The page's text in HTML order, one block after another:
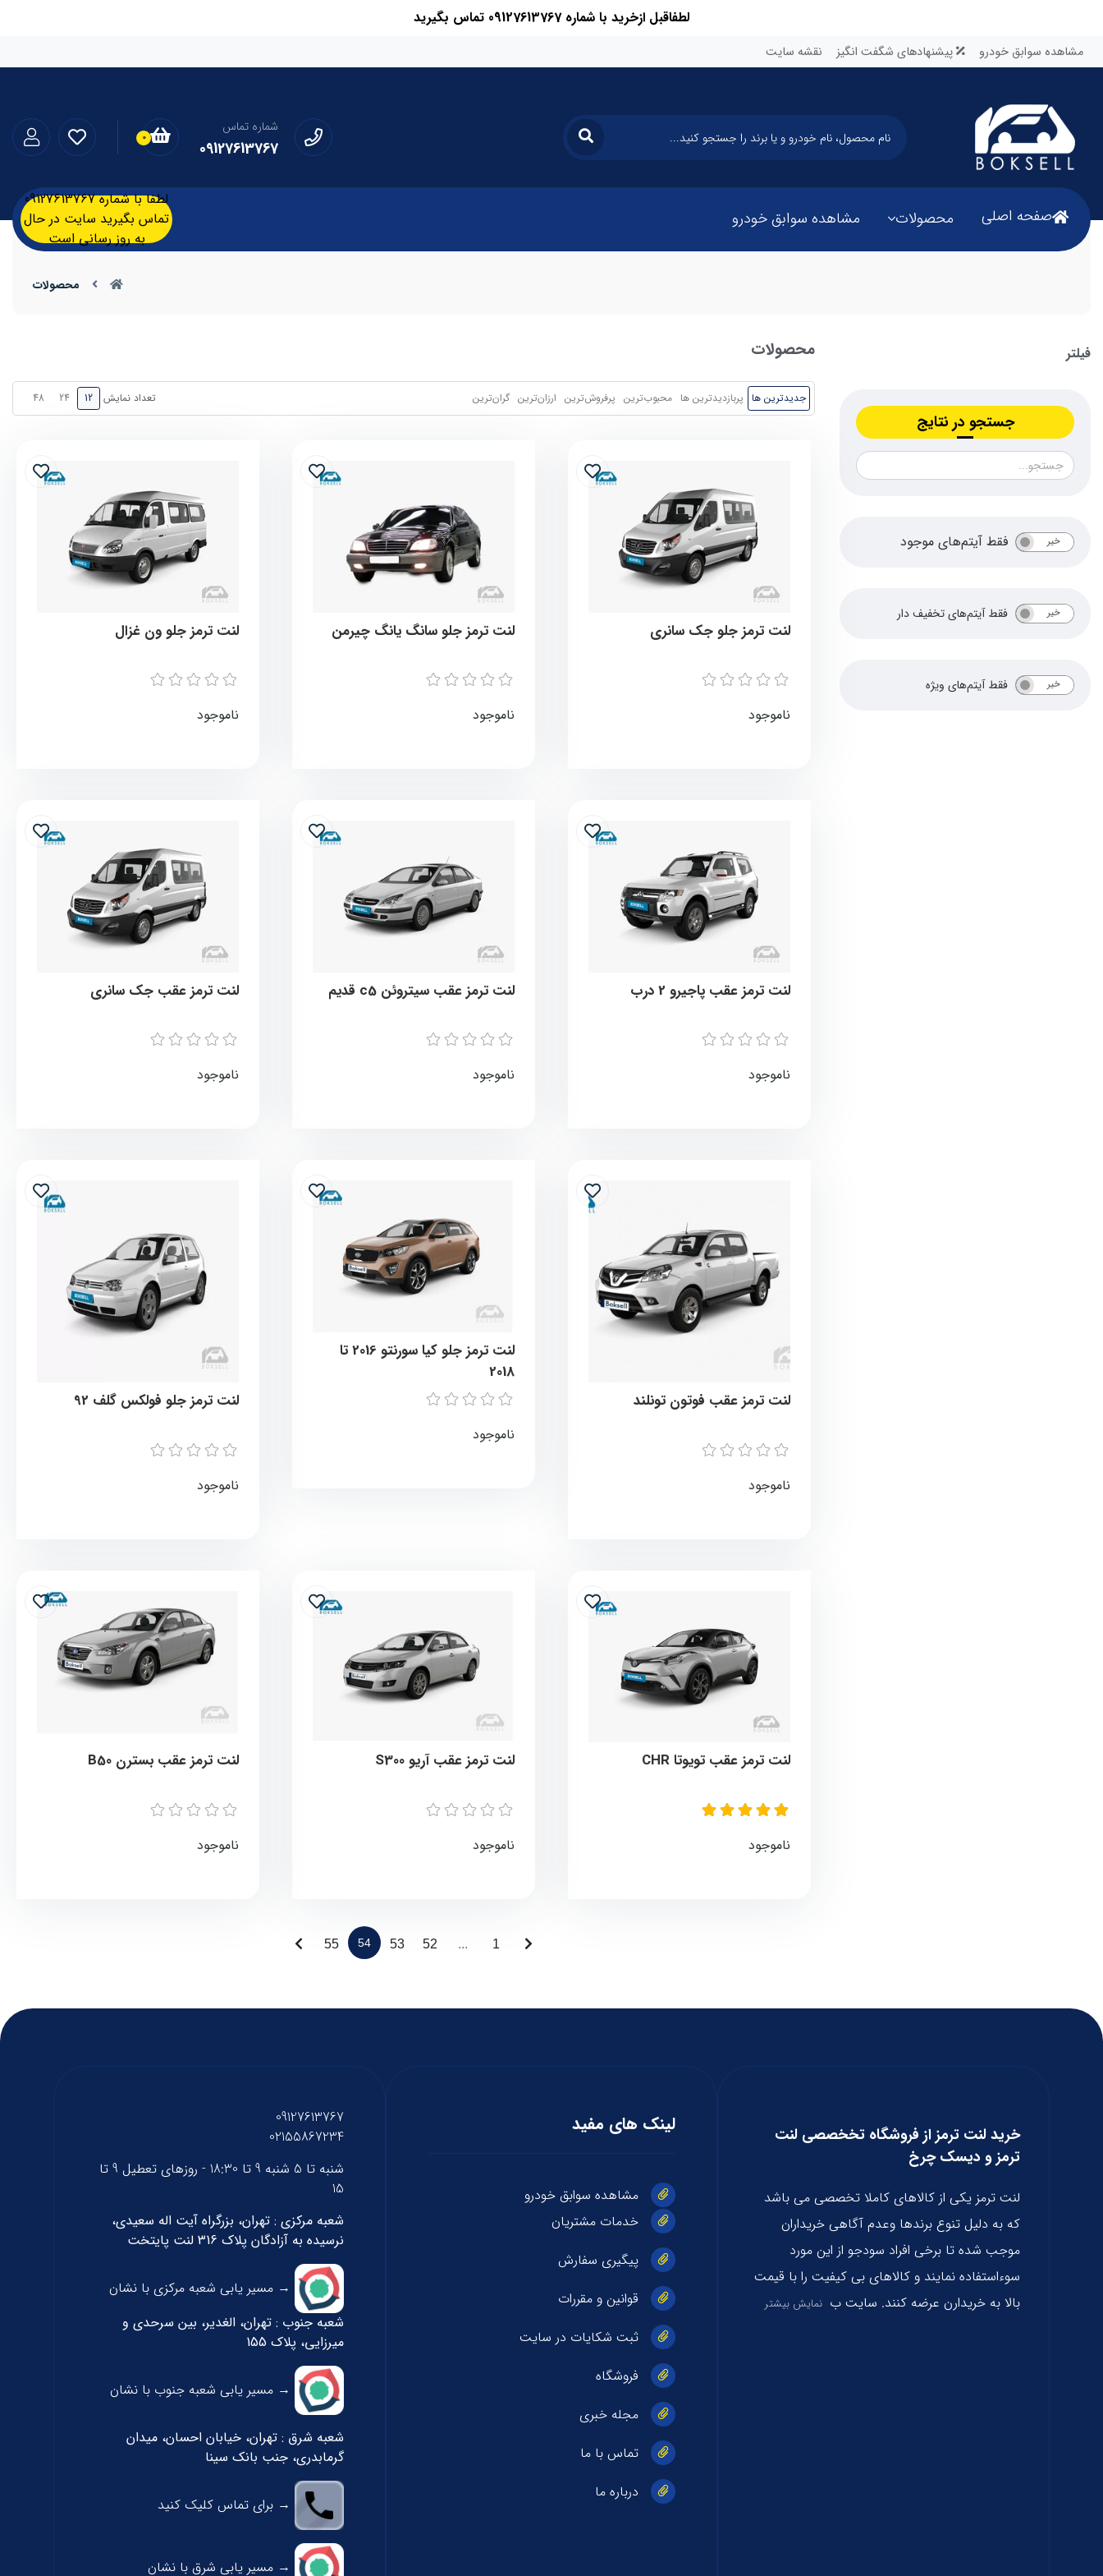
لطفاقبل ازخرید با شماره 09127613767 تماس بگیرید
مشاهده سوابق خودرو پیشنهادهای شگفت انگیز نقشه سایت
شماره تماس
09127613767
0
صفحه اصلی محصولات مشاهده سوابق خودرو
لطفا با شماره 09127613767
تماس بگیرید سایت در حال
به روز رسانی است
محصولات
فیلتر
جستجو در نتایج
بله خیر فقط آیتم‌های موجود
بله خیر فقط آیتم‌های تخفیف دار
بله خیر فقط آیتم‌های ویژه
محصولات
جدیدترین ها پربازدیدترین ها محبوب‌‌ترین پرفروش‌ترین ارزان‌ترین گران‌ترین تعداد نمایش 12
24
48
لنت ترمز جلو جک سانری
ناموجود
لنت ترمز جلو سانگ یانگ چیرمن
ناموجود
لنت ترمز جلو ون غزال
ناموجود
لنت ترمز عقب پاجیرو 2 درب
ناموجود
لنت ترمز عقب سیتروئن c5 قدیم
ناموجود
لنت ترمز عقب جک سانری
ناموجود
لنت ترمز عقب فوتون تونلند
ناموجود
لنت ترمز جلو کیا سورنتو 2016 تا
2018
ناموجود
لنت ترمز جلو فولکس گلف 92
ناموجود
لنت ترمز عقب تویوتا CHR
ناموجود
لنت ترمز عقب آریو S300
ناموجود
لنت ترمز عقب بسترن B50
ناموجود
1
...
52
53
54
55
خرید لنت ترمز از فروشگاه تخخصصی لنت
ترمز و دیسک چرخ
لنت ترمز یکی از کالاهای کاملا تخصصی می باشد
که به دلیل تنوع برندها وعدم آگاهی خریداران
موجب شده تا برخی افراد سودجو از این مورد
سوءاستفاده نمایند و کالاهای بی کیفیت را با قیمت
بالا به خریدارن عرضه کنند. سایت ب نمایش بیشتر
لینک های مفید
مشاهده سوابق خودرو
خدمات مشتریان
پیگیری سفارش
قوانین و مقررات
ثبت شکایات در سایت
فروشگاه
مجله خبری
تماس با ما
درباره ما
09127613767
02155867234
شنبه تا 5 شنبه 9 تا 18:30 - روزهای تعطیل 9 تا
15
شعبه مرکزی : تهران، بزرگراه آیت اله سعیدی،
نرسیده به آزادگان پلاک 316 لنت پایتخت
→ مسیر یابی شعبه مرکزی با نشان
شعبه جنوب : تهران، الغدیر، بین سرحدی و
میرزایی، پلاک 155
→ مسیر یابی شعبه جنوب با نشان
شعبه شرق : تهران، خیابان احسان، میدان
گرمابدری، جنب بانک سینا
→ برای تماس کلیک کنید
→ مسیر یابی شرق با نشان